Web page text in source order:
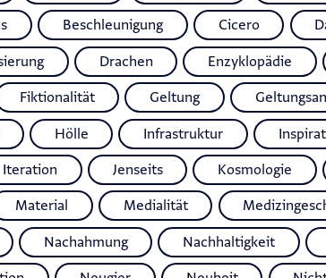
Beschleunigung Cicero
Drachen Enzyklopädie
Fiktionalität Geltung
Hölle Infrastruktur
Iteration Jenseits Kosmologie
Material Medialität
Nachahmung Nachhaltigkeit